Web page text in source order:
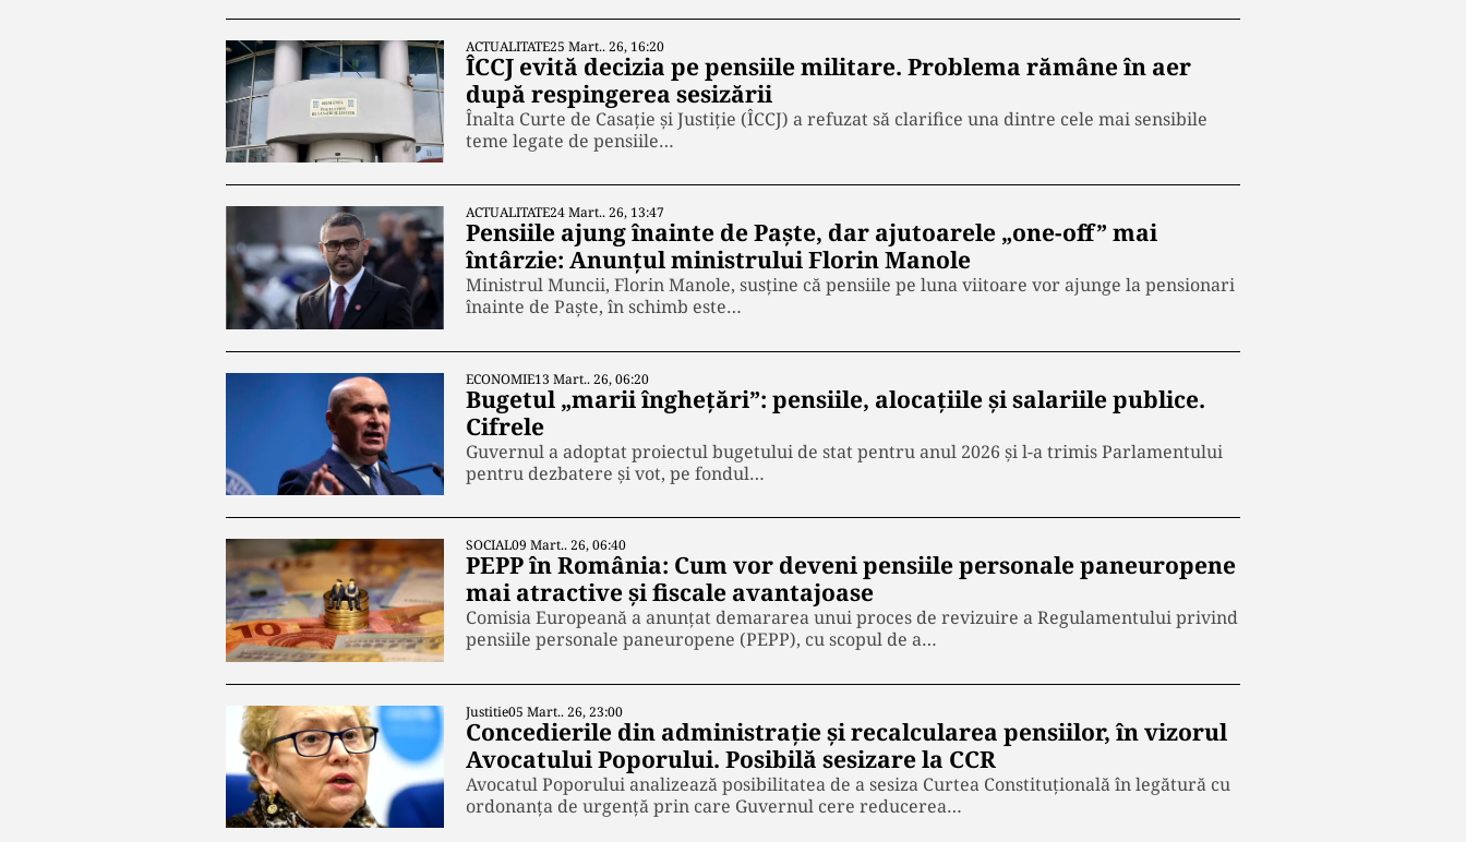
ACTUALITATE25 Mart.. 26, 16:20
ÎCCJ evită decizia pe pensiile militare. Problema rămâne în aer
după respingerea sesizării
Înalta Curte de Casație și Justiție (ÎCCJ) a refuzat să clarifice una dintre cele mai sensibile
teme legate de pensiile…
ACTUALITATE24 Mart.. 26, 13:47
Pensiile ajung înainte de Paște, dar ajutoarele „one-off” mai
întârzie: Anunțul ministrului Florin Manole
Ministrul Muncii, Florin Manole, susține că pensiile pe luna viitoare vor ajunge la pensionari
înainte de Paște, în schimb este…
ECONOMIE13 Mart.. 26, 06:20
Bugetul „marii înghețări”: pensiile, alocațiile și salariile publice.
Cifrele
Guvernul a adoptat proiectul bugetului de stat pentru anul 2026 și l-a trimis Parlamentului
pentru dezbatere și vot, pe fondul…
SOCIAL09 Mart.. 26, 06:40
PEPP în România: Cum vor deveni pensiile personale paneuropene
mai atractive și fiscale avantajoase
Comisia Europeană a anunțat demararea unui proces de revizuire a Regulamentului privind
pensiile personale paneuropene (PEPP), cu scopul de a…
Justitie05 Mart.. 26, 23:00
Concedierile din administrație și recalcularea pensiilor, în vizorul
Avocatului Poporului. Posibilă sesizare la CCR
Avocatul Poporului analizează posibilitatea de a sesiza Curtea Constituțională în legătură cu
ordonanța de urgență prin care Guvernul cere reducerea…